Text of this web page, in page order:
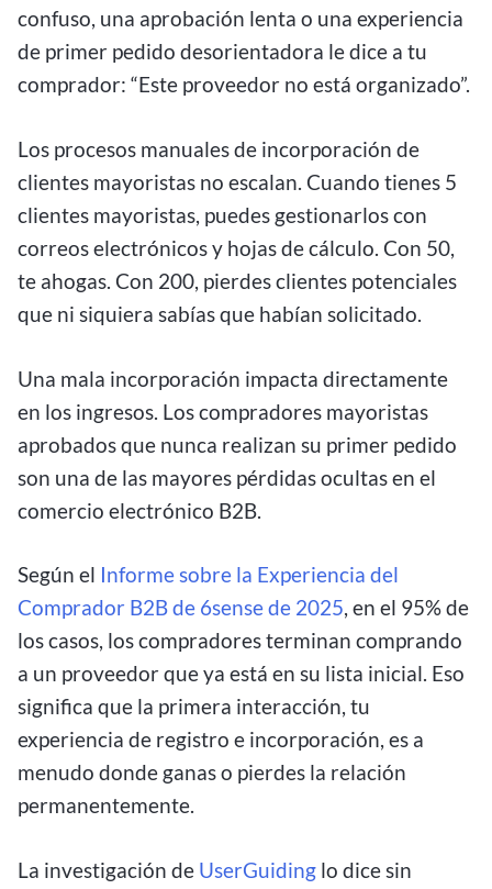
confuso, una aprobación lenta o una experiencia
de primer pedido desorientadora le dice a tu
comprador: “Este proveedor no está organizado”.
Los procesos manuales de incorporación de
clientes mayoristas no escalan. Cuando tienes 5
clientes mayoristas, puedes gestionarlos con
correos electrónicos y hojas de cálculo. Con 50,
te ahogas. Con 200, pierdes clientes potenciales
que ni siquiera sabías que habían solicitado.
Una mala incorporación impacta directamente
en los ingresos. Los compradores mayoristas
aprobados que nunca realizan su primer pedido
son una de las mayores pérdidas ocultas en el
comercio electrónico B2B.
Según el Informe sobre la Experiencia del
Comprador B2B de 6sense de 2025, en el 95% de
los casos, los compradores terminan comprando
a un proveedor que ya está en su lista inicial. Eso
significa que la primera interacción, tu
experiencia de registro e incorporación, es a
menudo donde ganas o pierdes la relación
permanentemente.
La investigación de UserGuiding lo dice sin